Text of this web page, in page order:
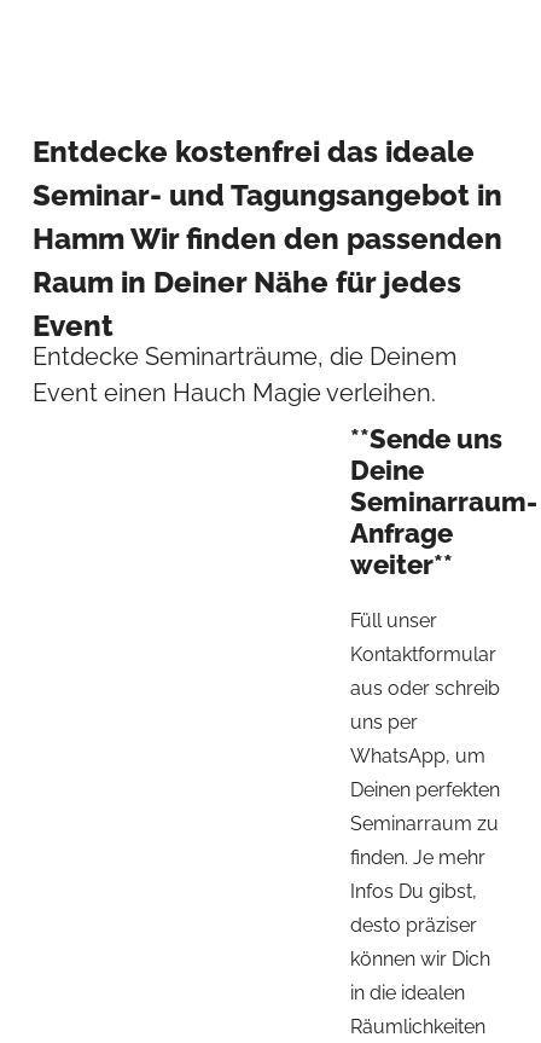
Entdecke kostenfrei das ideale
Seminar- und Tagungsangebot in
Hamm Wir finden den passenden
Raum in Deiner Nähe für jedes
Event
Entdecke Seminarträume, die Deinem
Event einen Hauch Magie verleihen.
**Sende uns
Deine
Seminarraum-
Anfrage
weiter**
Füll unser
Kontaktformular
aus oder schreib
uns per
WhatsApp, um
Deinen perfekten
Seminarraum zu
finden. Je mehr
Infos Du gibst,
desto präziser
können wir Dich
in die idealen
Räumlichkeiten